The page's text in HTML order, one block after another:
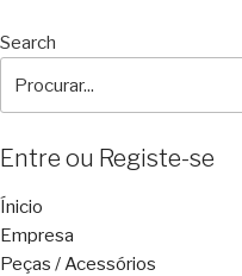
Search
Entre ou Registe-se
Ínicio
Empresa
Peças / Acessórios